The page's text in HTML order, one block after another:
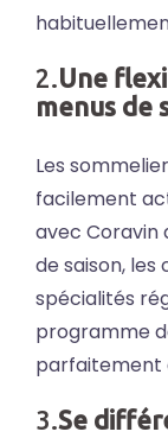
2.Une
menus de
Les
facilement
avec Coravin
de saison,
spécialités
programme
parfaitement
3.Se